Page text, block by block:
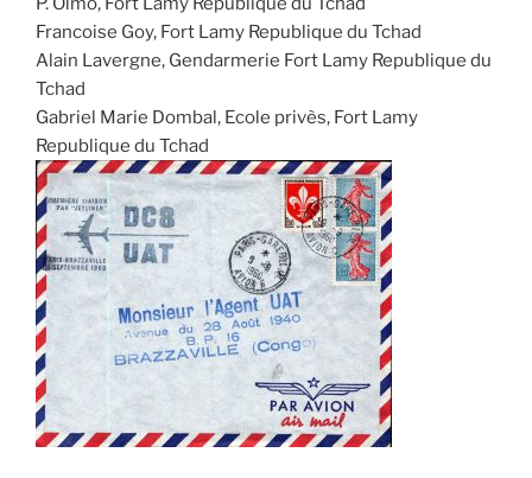
Francoise Goy, Fort Lamy Republique du Tchad
Alain Lavergne, Gendarmerie Fort Lamy Republique du
Tchad
Gabriel Marie Dombal, Ecole privès, Fort Lamy
Republique du Tchad